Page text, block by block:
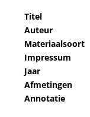
Titel
Auteur
Materiaalsoort
Impressum
Jaar
Afmetingen
Annotatie